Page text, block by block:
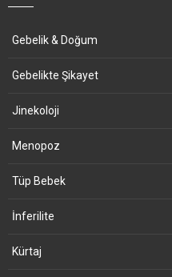
Gebelik & Doğum
Gebelikte Şikayet
Jinekoloji
Menopoz
Tüp Bebek
İnferilite
Kürtaj